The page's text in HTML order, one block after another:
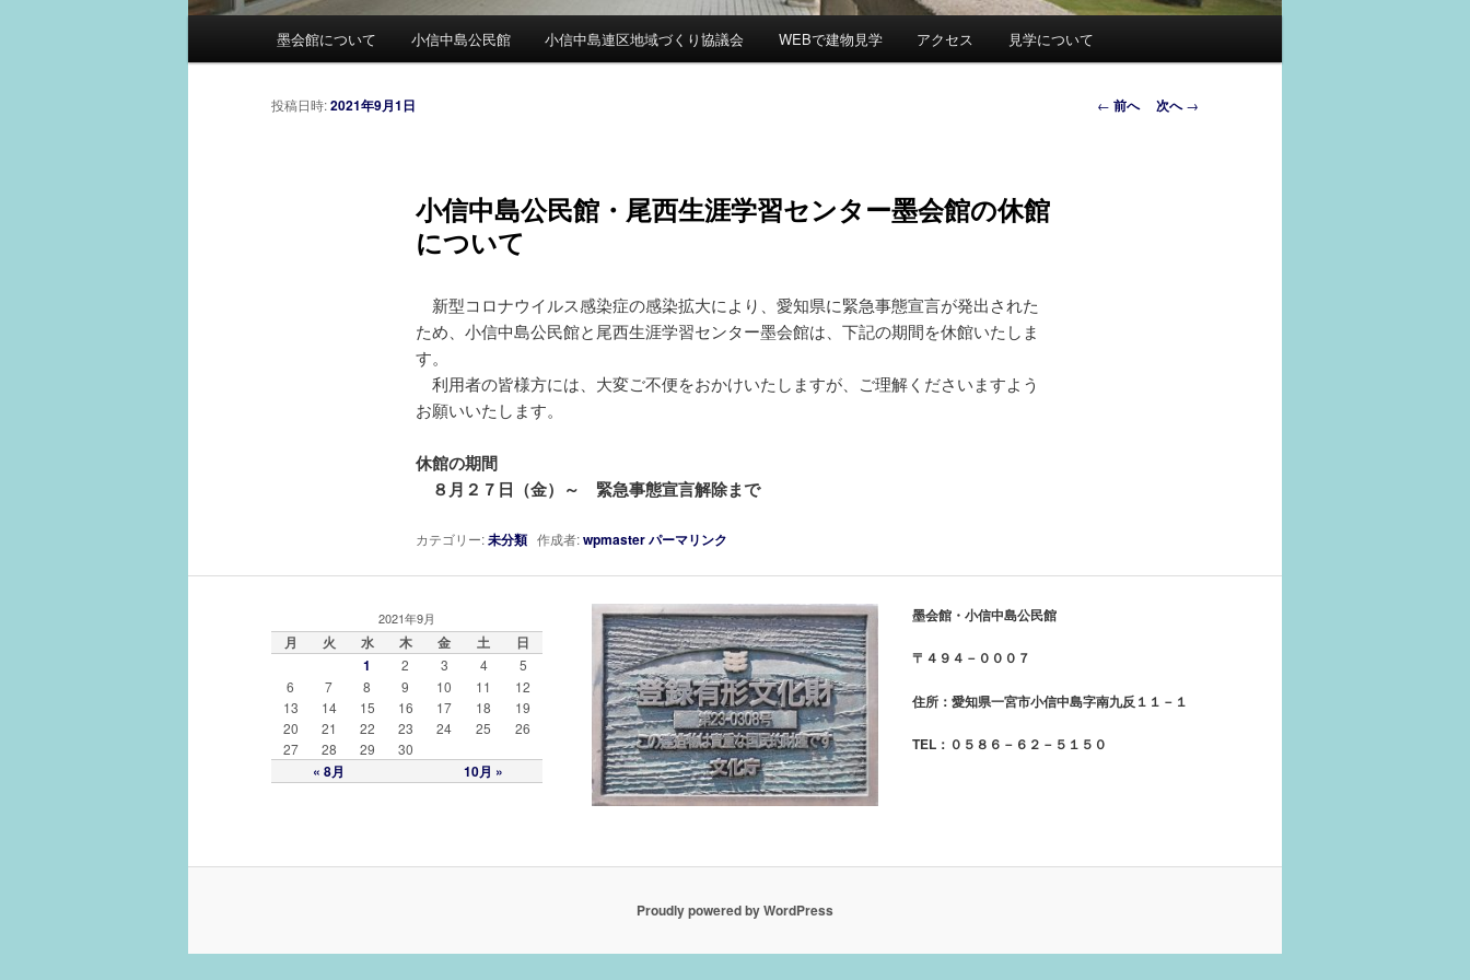
墨会館について 小信中島公民館 小信中島連区地域づくり協議会 WEBで建物見学 アクセス 見学について
投
← 前へ 次へ→
小信中島公民館・尾西生涯学習センター墨会館の休館
について
投稿日時:2021年9月1日
新型コロナウイルス感染症の感染拡大により、愛知県に緊急事態宣言が発出された
ため、小信中島公民館と尾西生涯学習センター墨会館は、下記の期間を休館いたしま
す。
利用者の皆様方には、大変ご不便をおかけいたしますが、ご理解くださいますよう
お願いいたします。
休館の期間
８月２７日（金）～ 緊急事態宣言解除まで
カテゴリー:未分類作成者:wpmasterパーマリンク
2021年9月
月 火 水 木 金 土 日
« 8月 10月 »
1 2 3 4
5
6
7 8 9 10 11
12
13
14 15 16 17 18
19
20
21 22 23 24 25
26
27
28 29 30
墨会館・小信中島公民館
〒４９４－０００７
住所：愛知県一宮市小信中島字南九反１１－１
TEL：０５８６－６２－５１５０
Proudly powered by WordPress